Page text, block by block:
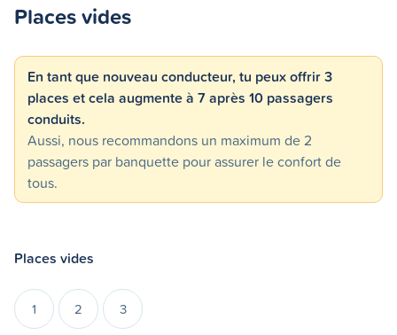
Places vides
En tant que nouveau conducteur, tu peux offrir 3
places et cela augmente à 7 après 10 passagers
conduits.
Aussi, nous recommandons un maximum de 2
passagers par banquette pour assurer le confort de
tous.
Places vides
1 2 3